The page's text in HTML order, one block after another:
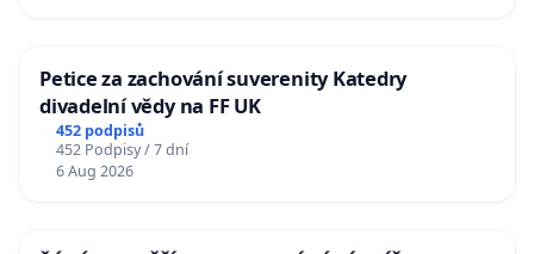
Petice za zachování suverenity Katedry
divadelní vědy na FF UK
452 podpisů
452 Podpisy / 7 dní
6 Aug 2026